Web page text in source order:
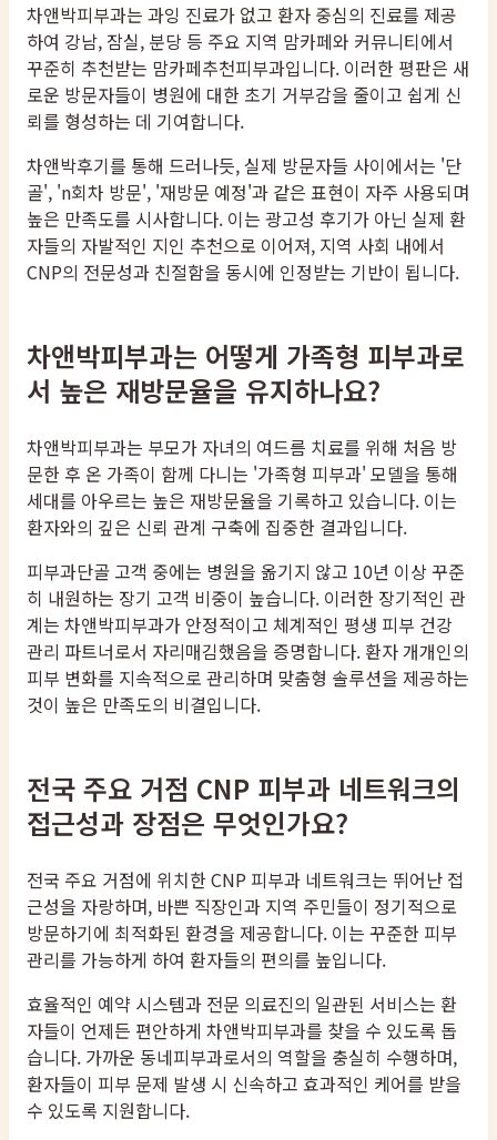
차앤박피부과는 과잉 진료가 없고 환자 중심의 진료를 제공
하여 강남, 잠실, 분당 등 주요 지역 맘카페와 커뮤니티에서
꾸준히 추천받는 맘카페추천피부과입니다. 이러한 평판은 새
로운 방문자들이 병원에 대한 초기 거부감을 줄이고 쉽게 신
뢰를 형성하는 데 기여합니다.
차앤박후기를 통해 드러나듯, 실제 방문자들 사이에서는 '단
골', 'n회차 방문', '재방문 예정'과 같은 표현이 자주 사용되며
높은 만족도를 시사합니다. 이는 광고성 후기가 아닌 실제 환
자들의 자발적인 지인 추천으로 이어져, 지역 사회 내에서
CNP의 전문성과 친절함을 동시에 인정받는 기반이 됩니다.
차앤박피부과는 어떻게 가족형 피부과로
서 높은 재방문율을 유지하나요?
차앤박피부과는 부모가 자녀의 여드름 치료를 위해 처음 방
문한 후 온 가족이 함께 다니는 '가족형 피부과' 모델을 통해
세대를 아우르는 높은 재방문율을 기록하고 있습니다. 이는
환자와의 깊은 신뢰 관계 구축에 집중한 결과입니다.
피부과단골 고객 중에는 병원을 옮기지 않고 10년 이상 꾸준
히 내원하는 장기 고객 비중이 높습니다. 이러한 장기적인 관
계는 차앤박피부과가 안정적이고 체계적인 평생 피부 건강
관리 파트너로서 자리매김했음을 증명합니다. 환자 개개인의
피부 변화를 지속적으로 관리하며 맞춤형 솔루션을 제공하는
것이 높은 만족도의 비결입니다.
전국 주요 거점 CNP 피부과 네트워크의
접근성과 장점은 무엇인가요?
전국 주요 거점에 위치한 CNP 피부과 네트워크는 뛰어난 접
근성을 자랑하며, 바쁜 직장인과 지역 주민들이 정기적으로
방문하기에 최적화된 환경을 제공합니다. 이는 꾸준한 피부
관리를 가능하게 하여 환자들의 편의를 높입니다.
효율적인 예약 시스템과 전문 의료진의 일관된 서비스는 환
자들이 언제든 편안하게 차앤박피부과를 찾을 수 있도록 돕
습니다. 가까운 동네피부과로서의 역할을 충실히 수행하며,
환자들이 피부 문제 발생 시 신속하고 효과적인 케어를 받을
수 있도록 지원합니다.